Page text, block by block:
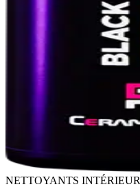
NETTOYANTS INTÉRIEUR